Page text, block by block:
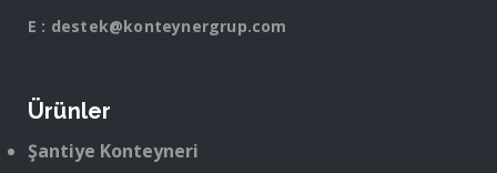
E : destek@konteynergrup.com
Ürünler
Şantiye Konteyneri